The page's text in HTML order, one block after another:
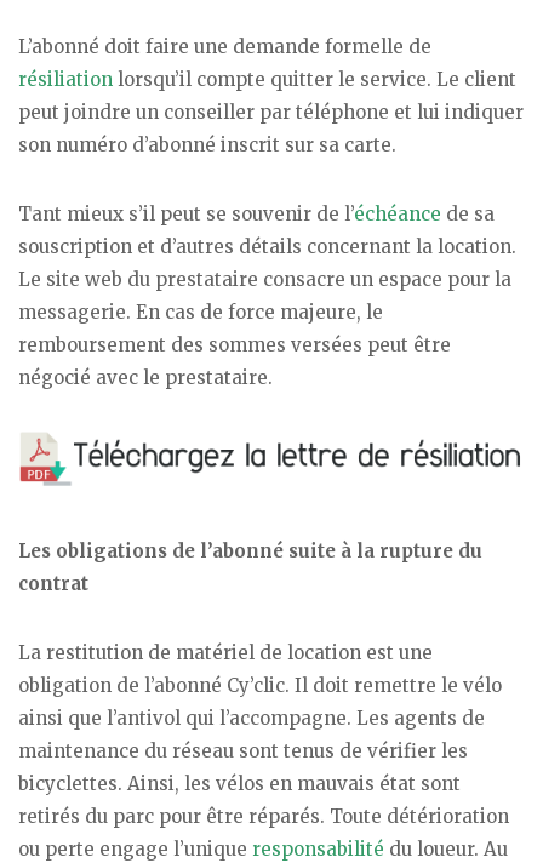
L’abonné doit faire une demande formelle de
résiliation lorsqu’il compte quitter le service. Le client
peut joindre un conseiller par téléphone et lui indiquer
son numéro d’abonné inscrit sur sa carte.
Tant mieux s’il peut se souvenir de l’échéance de sa
souscription et d’autres détails concernant la location.
Le site web du prestataire consacre un espace pour la
messagerie. En cas de force majeure, le
remboursement des sommes versées peut être
négocié avec le prestataire.
Les obligations de l’abonné suite à la rupture du
contrat
La restitution de matériel de location est une
obligation de l’abonné Cy’clic. Il doit remettre le vélo
ainsi que l’antivol qui l’accompagne. Les agents de
maintenance du réseau sont tenus de vérifier les
bicyclettes. Ainsi, les vélos en mauvais état sont
retirés du parc pour être réparés. Toute détérioration
ou perte engage l’unique responsabilité du loueur. Au